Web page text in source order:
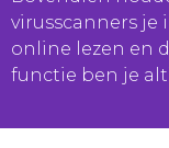
virusscanners je
online lezen en
functie ben je